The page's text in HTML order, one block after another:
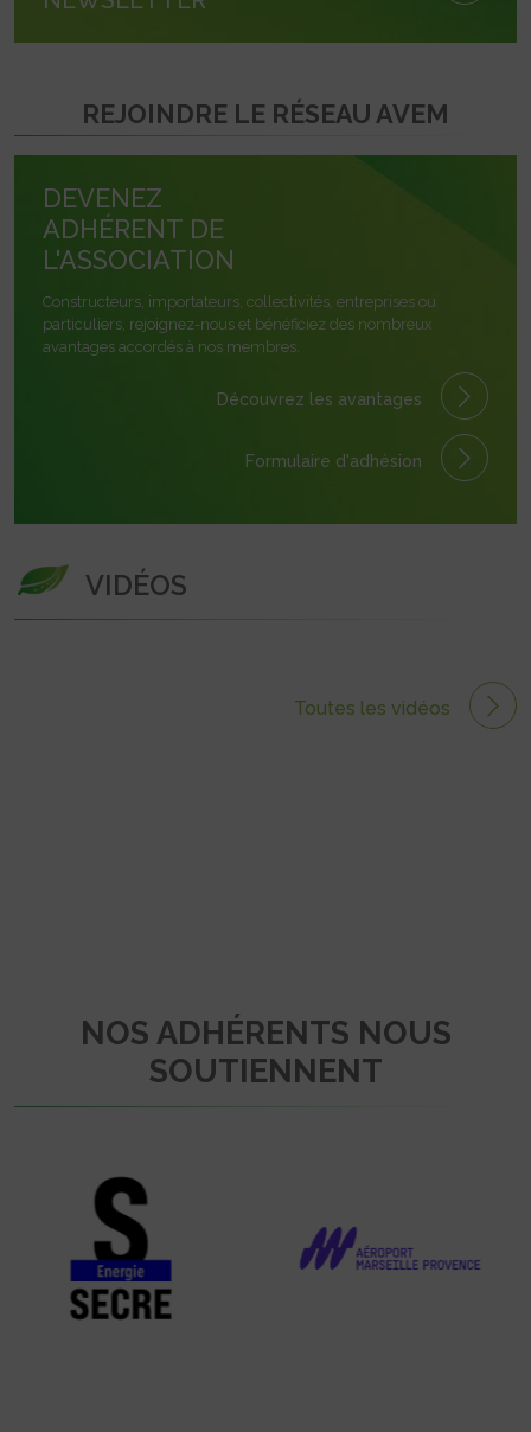
REJOINDRE LE RÉSEAU AVEM
DEVENEZ
ADHÉRENT DE
L'ASSOCIATION
Constructeurs, importateurs, collectivités, entreprises ou
particuliers, rejoignez-nous et bénéficiez des nombreux
avantages accordés à nos membres.
Découvrez les avantages
Formulaire d'adhésion
VIDÉOS
Toutes les vidéos
NOS ADHÉRENTS NOUS
SOUTIENNENT